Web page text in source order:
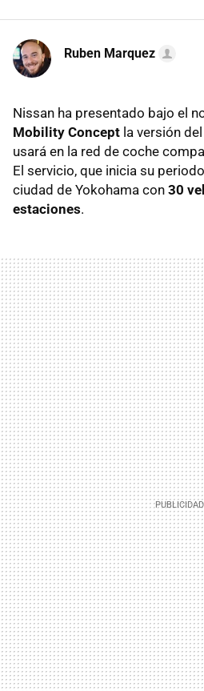
Ruben Marquez
Nissan ha presentado bajo el
Mobility Concept la versión del
usará en la red de coche
El servicio, que inicia su
ciudad de Yokohama con 30
estaciones.